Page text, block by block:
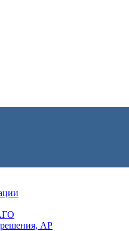
АР